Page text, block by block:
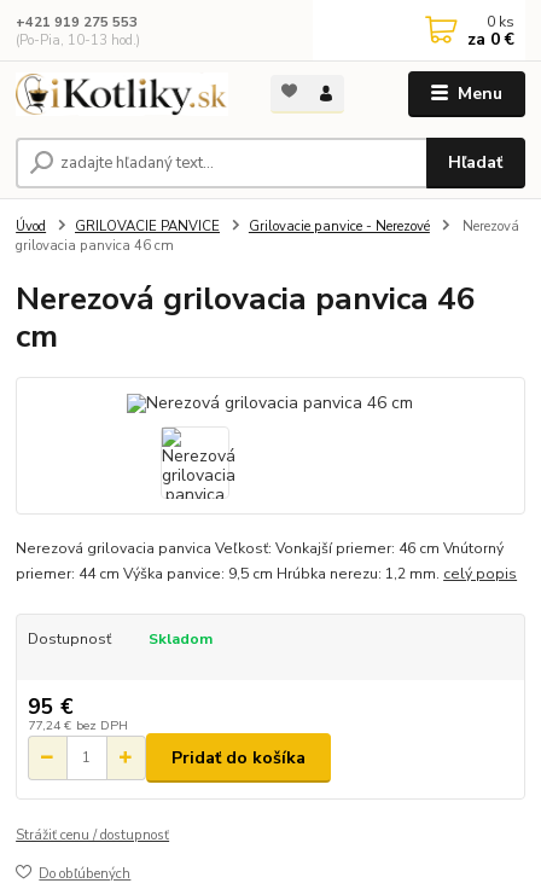
Menu
Hľadať
+421 919 275 553
(Po-Pia, 10-13 hod.)
0 ks
za 0 €
Úvod GRILOVACIE PANVICE Grilovacie panvice - Nerezové
Nerezová
grilovacia panvica 46 cm
Nerezová grilovacia panvica 46
cm
Nerezová grilovacia panvica Veľkosť: Vonkajší priemer: 46 cm Vnútorný
priemer: 44 cm Výška panvice: 9,5 cm Hrúbka nerezu: 1,2 mm. celý popis
Dostupnosť Skladom
95 €
77,24 € bez DPH
Pridať do košíka
Strážiť cenu / dostupnosť
Do obľúbených